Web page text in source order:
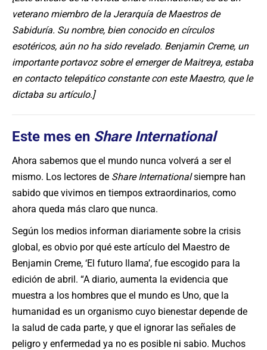
veterano miembro de la Jerarquía de Maestros de
Sabiduría. Su nombre, bien conocido en círculos
esotéricos, aún no ha sido revelado. Benjamin Creme, un
importante portavoz sobre el emerger de Maitreya, estaba
en contacto telepático constante con este Maestro, que le
dictaba su artículo.]
Este mes en Share International
Ahora sabemos que el mundo nunca volverá a ser el
mismo. Los lectores de Share Internationalsiempre han
sabido que vivimos en tiempos extraordinarios, como
ahora queda más claro que nunca.
Según los medios informan diariamente sobre la crisis
global, es obvio por qué este artículo del Maestro de
Benjamin Creme, ‘El futuro llama’, fue escogido para la
edición de abril. “A diario, aumenta la evidencia que
muestra a los hombres que el mundo es Uno, que la
humanidad es un organismo cuyo bienestar depende de
la salud de cada parte, y que el ignorar las señales de
peligro y enfermedad ya no es posible ni sabio. Muchos